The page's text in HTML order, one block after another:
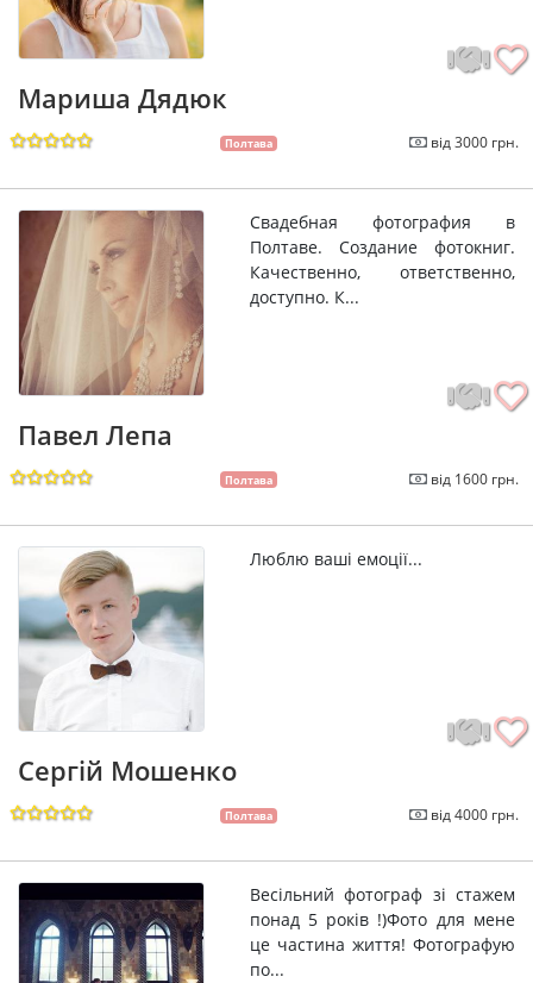
Мариша Дядюк
Полтава від 3000 грн.
Свадебная фотография в
Полтаве. Создание фотокниг.
Качественно, ответственно,
доступно. К...
Павел Лепа
Полтава від 1600 грн.
Люблю ваші емоції...
Сергій Мошенко
Полтава від 4000 грн.
Весільний фотограф зі стажем
понад 5 років !)Фото для мене
це частина життя! Фотографую
по...